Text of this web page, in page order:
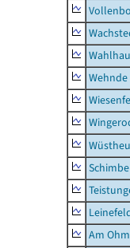
Wehnde
Am